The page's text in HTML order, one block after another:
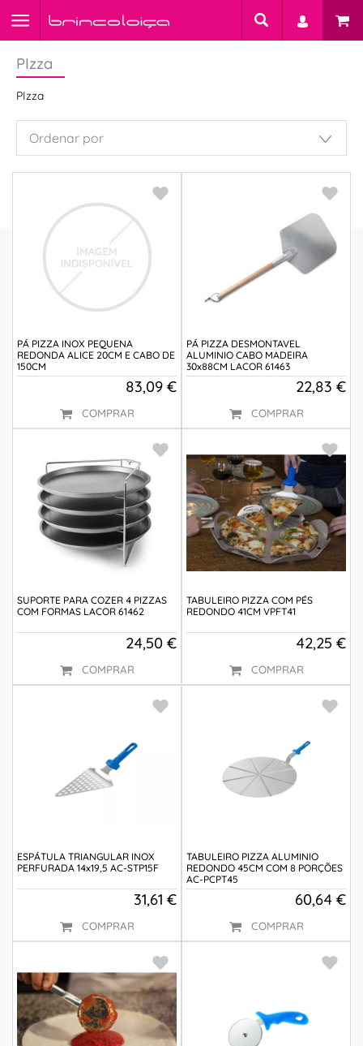
PIzza
PIzza
PÁ PIZZA INOX PEQUENA
REDONDA ALICE 20CM E CABO DE
150CM
83,09 €
COMPRAR
PÁ PIZZA DESMONTAVEL
ALUMINIO CABO MADEIRA
30x88CM LACOR 61463
22,83 €
COMPRAR
SUPORTE PARA COZER 4 PIZZAS
COM FORMAS LACOR 61462
24,50 €
COMPRAR
TABULEIRO PIZZA COM PÉS
REDONDO 41CM VPFT41
42,25 €
COMPRAR
ESPÁTULA TRIANGULAR INOX
PERFURADA 14x19,5 AC-STP15F
31,61 €
COMPRAR
TABULEIRO PIZZA ALUMINIO
REDONDO 45CM COM 8 PORÇÕES
AC-PCPT45
60,64 €
COMPRAR